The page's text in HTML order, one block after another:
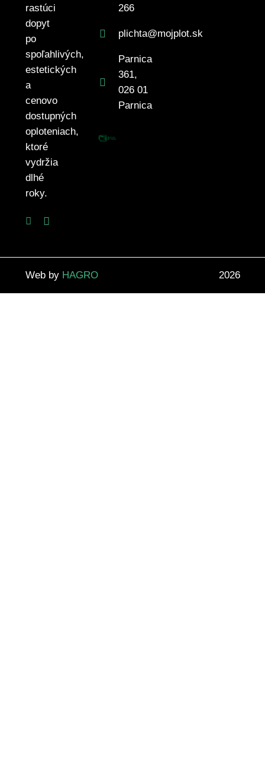
rastúci
dopyt
po
spoľahlivých,
estetických
a
cenovo
dostupných
oploteniach,
ktoré
vydržia
dlhé
roky.
266
plichta@mojplot.sk
Parnica
361,
026 01
Parnica
Web by HAGRO 2026